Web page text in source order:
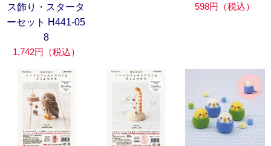
ス飾り・スタータ
ーセット H441-05
8
1,742円（税込）
598円（税込）